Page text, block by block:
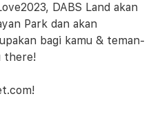
DABS Land akan
Park dan akan
bagi kamu & teman-
there!